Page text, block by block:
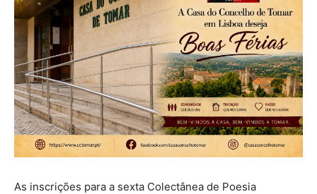
As inscrições para a sexta Colectânea de Poesia